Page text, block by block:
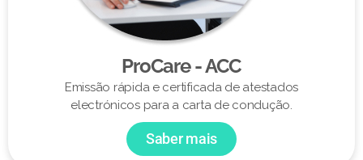
ProCare - ACC
Emissão rápida e certificada de atestados
electrónicos para a carta de condução.
Saber mais